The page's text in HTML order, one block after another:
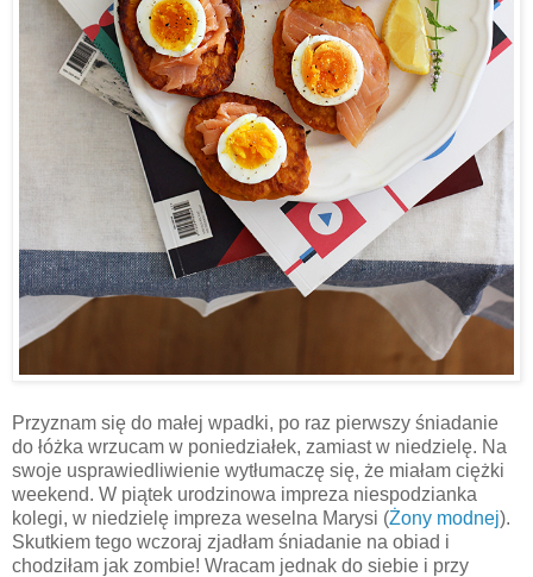
Przyznam się do małej wpadki, po raz pierwszy śniadanie
do łóżka wrzucam w poniedziałek, zamiast w niedzielę. Na
swoje usprawiedliwienie wytłumaczę się, że miałam ciężki
weekend. W piątek urodzinowa impreza niespodzianka
kolegi, w niedzielę impreza weselna Marysi (Żony modnej).
Skutkiem tego wczoraj zjadłam śniadanie na obiad i
chodziłam jak zombie! Wracam jednak do siebie i przy